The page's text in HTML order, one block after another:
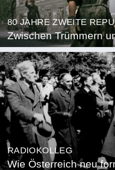
80 JAHRE ZWEITE
Zwischen Trümmern
RADIOKOLLEG
Wie Österreich neu